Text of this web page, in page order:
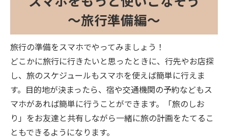
～旅行準備編～
旅行の準備をスマホでやってみましょう！
どこかに旅行に行きたいと思ったときに、行先やお店探
し、旅のスケジュールもスマホを使えば簡単に行えま
す。目的地が決まったら、宿や交通機関の予約などもス
マホがあれば簡単に行うことができます。「旅のしお
り」をお友達と共有しながら一緒に旅の計画をたてるこ
ともできるようになります。